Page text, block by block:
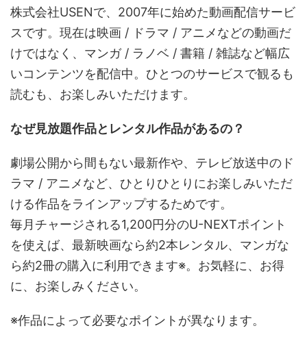
株式会社USENで、2007年に始めた動画配信サービ
スです。現在は映画 / ドラマ / アニメなどの動画だ
けではなく、マンガ / ラノベ / 書籍 / 雑誌など幅広
いコンテンツを配信中。ひとつのサービスで観るも
読むも、お楽しみいただけます。
なぜ見放題作品とレンタル作品があるの？
劇場公開から間もない最新作や、テレビ放送中のド
ラマ / アニメなど、ひとりひとりにお楽しみいただ
ける作品をラインアップするためです。
毎月チャージされる1,200円分のU-NEXTポイント
を使えば、最新映画なら約2本レンタル、マンガな
ら約2冊の購入に利用できます※。お気軽に、お得
に、お楽しみください。
※作品によって必要なポイントが異なります。